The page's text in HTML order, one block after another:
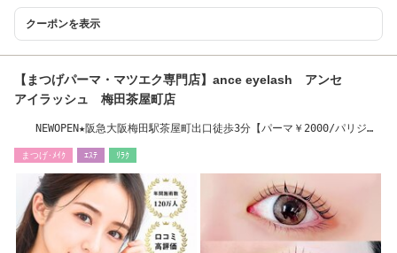
クーポンを表示
【まつげパーマ・マツエク専門店】ance eyelash アンセ
アイラッシュ 梅田茶屋町店
NEWOPEN★阪急大阪梅田駅茶屋町出口徒歩3分【パーマ￥2000/パリジェ
まつげ･ﾒｲｸ ｴｽﾃ ﾘﾗｸ